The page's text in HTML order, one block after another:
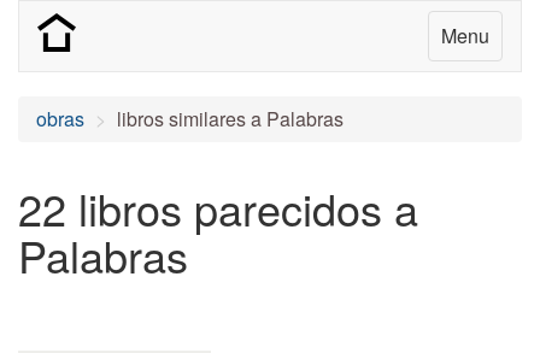
Menu
obras libros similares a Palabras
22 libros parecidos a
Palabras